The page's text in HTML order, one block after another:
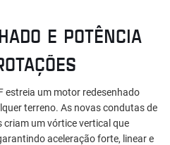
E POTÊNCIA
estreia um motor redesenhado
terreno. As novas condutas de
um vórtice vertical que
aceleração forte, linear e